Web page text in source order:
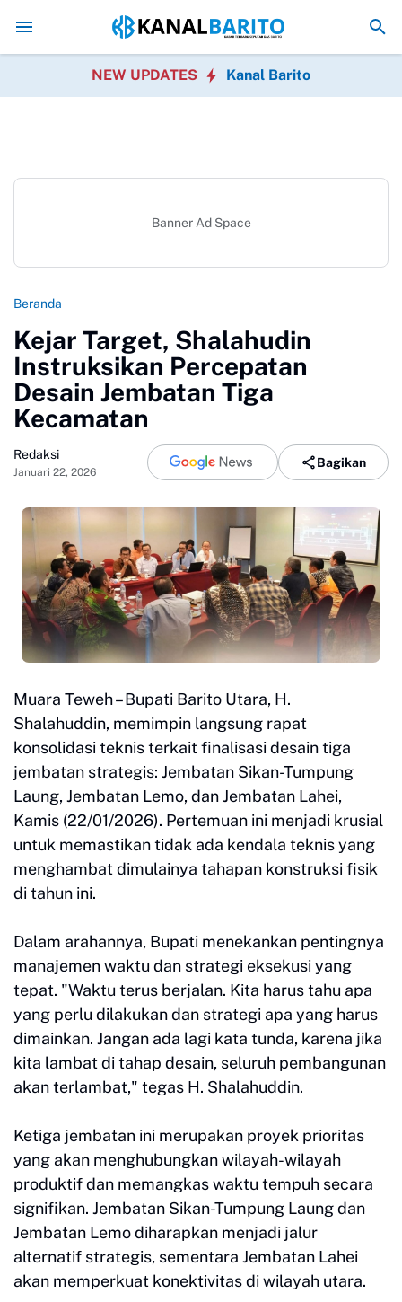
Kaji Tiru ke Kulon Progo, Pemkab Barito Utara Perkuat
NEW UPDATES Kanal Barito
Banner Ad Space
Beranda
Kejar Target, Shalahudin
Instruksikan Percepatan
Desain Jembatan Tiga
Kecamatan
Redaksi
Januari 22, 2026
Bagikan
Muara Teweh – Bupati Barito Utara, H.
Shalahuddin, memimpin langsung rapat
konsolidasi teknis terkait finalisasi desain tiga
jembatan strategis: Jembatan Sikan-Tumpung
Laung, Jembatan Lemo, dan Jembatan Lahei,
Kamis (22/01/2026). Pertemuan ini menjadi krusial
untuk memastikan tidak ada kendala teknis yang
menghambat dimulainya tahapan konstruksi fisik
di tahun ini.
Dalam arahannya, Bupati menekankan pentingnya
manajemen waktu dan strategi eksekusi yang
tepat. "Waktu terus berjalan. Kita harus tahu apa
yang perlu dilakukan dan strategi apa yang harus
dimainkan. Jangan ada lagi kata tunda, karena jika
kita lambat di tahap desain, seluruh pembangunan
akan terlambat," tegas H. Shalahuddin.
Ketiga jembatan ini merupakan proyek prioritas
yang akan menghubungkan wilayah-wilayah
produktif dan memangkas waktu tempuh secara
signifikan. Jembatan Sikan-Tumpung Laung dan
Jembatan Lemo diharapkan menjadi jalur
alternatif strategis, sementara Jembatan Lahei
akan memperkuat konektivitas di wilayah utara.